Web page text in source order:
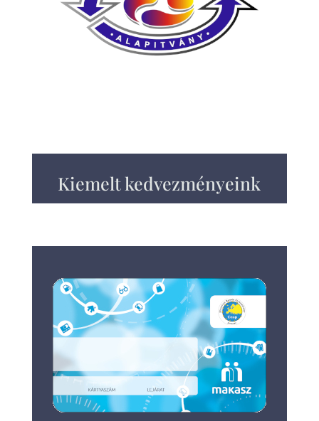
Kiemelt kedvezményeink